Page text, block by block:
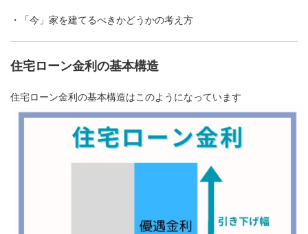
・「今」家を建てるべきかどうかの考え方
住宅ローン金利の基本構造
住宅ローン金利の基本構造はこのようになっています